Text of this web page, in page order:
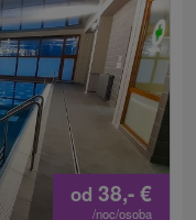
od 38,-€
/noc/osoba